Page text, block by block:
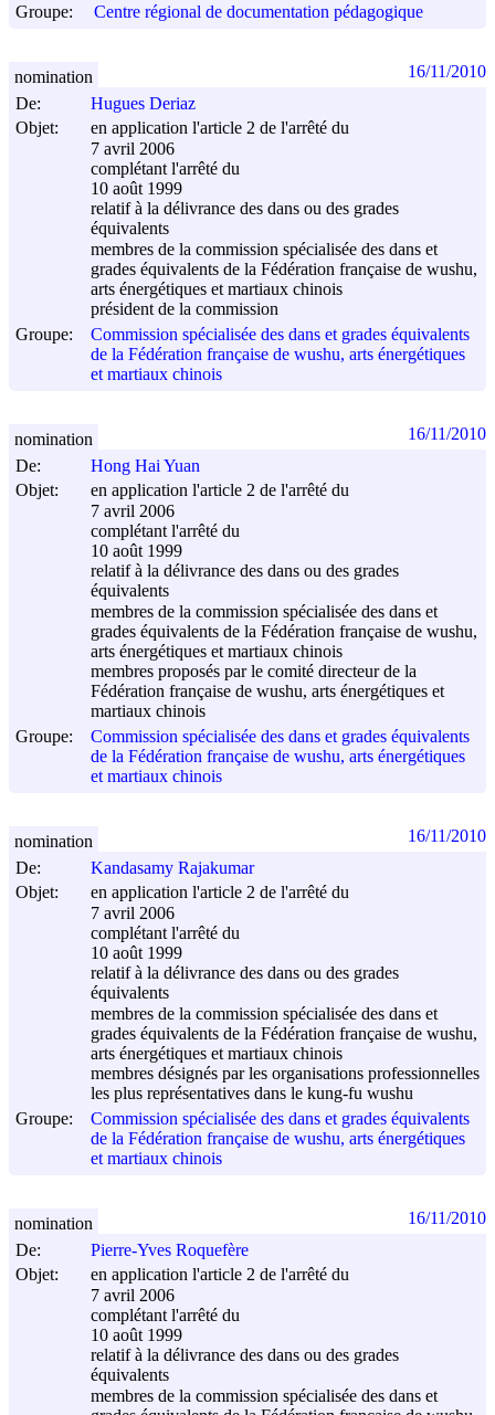
Groupe:
Centre régional de documentation pédagogique
De:
Hugues Deriaz
Objet:
en application l'article 2 de l'arrêté du
7 avril 2006
complétant l'arrêté du
10 août 1999
relatif à la délivrance des dans ou des grades
équivalents
membres de la commission spécialisée des dans et
grades équivalents de la Fédération française de wushu,
arts énergétiques et martiaux chinois
président de la commission
Groupe:
Commission spécialisée des dans et grades équivalents
de la Fédération française de wushu, arts énergétiques
et martiaux chinois
nomination 16/11/2010
De:
Hong Hai Yuan
Objet:
en application l'article 2 de l'arrêté du
7 avril 2006
complétant l'arrêté du
10 août 1999
relatif à la délivrance des dans ou des grades
équivalents
membres de la commission spécialisée des dans et
grades équivalents de la Fédération française de wushu,
arts énergétiques et martiaux chinois
membres proposés par le comité directeur de la
Fédération française de wushu, arts énergétiques et
martiaux chinois
Groupe:
Commission spécialisée des dans et grades équivalents
de la Fédération française de wushu, arts énergétiques
et martiaux chinois
nomination 16/11/2010
De:
Kandasamy Rajakumar
Objet:
en application l'article 2 de l'arrêté du
7 avril 2006
complétant l'arrêté du
10 août 1999
relatif à la délivrance des dans ou des grades
équivalents
membres de la commission spécialisée des dans et
grades équivalents de la Fédération française de wushu,
arts énergétiques et martiaux chinois
membres désignés par les organisations professionnelles
les plus représentatives dans le kung-fu wushu
Groupe:
Commission spécialisée des dans et grades équivalents
de la Fédération française de wushu, arts énergétiques
et martiaux chinois
nomination 16/11/2010
De:
Pierre-Yves Roquefère
Objet:
en application l'article 2 de l'arrêté du
7 avril 2006
complétant l'arrêté du
10 août 1999
relatif à la délivrance des dans ou des grades
équivalents
membres de la commission spécialisée des dans et
nomination 16/11/2010